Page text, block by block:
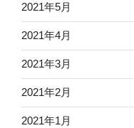
2021年5月
2021年4月
2021年3月
2021年2月
2021年1月